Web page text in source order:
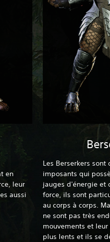
en
leur
aussi
Les Berserkers sont
imposants qui
jauges d'énergie et
force, ils sont
au corps à corps.
ne sont pas très
mouvements et
plus lents et ils se